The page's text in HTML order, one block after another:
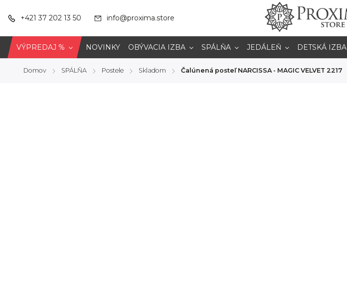
+421 37 202 13 50 info@proxima.store
VÝPREDAJ % NOVINKY OBÝVACIA IZBA SPÁLŇA JEDÁLEŇ DETSKÁ IZBA
Domov / SPÁLŇA / Postele / Skladom / Čalúnená posteľ NARCISSA - MAGIC VELVET 2217